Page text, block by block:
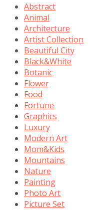
Abstract
Animal
Architecture
Artist Collection
Beautiful City
Black&White
Botanic
Flower
Food
Fortune
Graphics
Luxury
Modern Art
Mom&Kids
Mountains
Nature
Painting
Photo Art
Picture Set